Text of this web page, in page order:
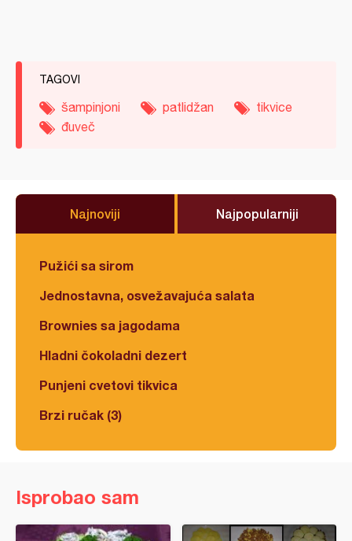
TAGOVI
šampinjoni patlidžan
tikvice
đuveč
Najnoviji Najpopularniji
Pužići sa sirom
Jednostavna, osvežavajuća salata
Brownies sa jagodama
Hladni čokoladni dezert
Punjeni cvetovi tikvica
Brzi ručak (3)
Isprobao sam